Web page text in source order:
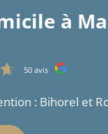
à
50 avis
: Bihorel et